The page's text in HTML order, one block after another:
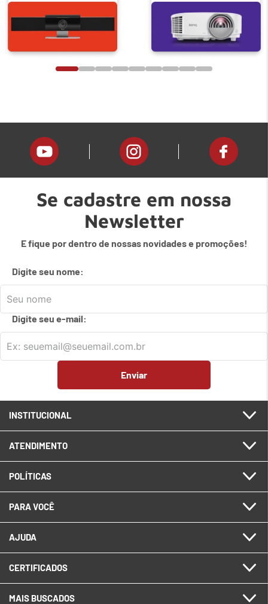
Se cadastre em nossa
Newsletter
E fique por dentro de nossas novidades e promoções!
Digite seu nome:
Digite seu e-mail:
Enviar
INSTITUCIONAL
ATENDIMENTO
POLÍTICAS
PARA VOCÊ
AJUDA
CERTIFICADOS
MAIS BUSCADOS